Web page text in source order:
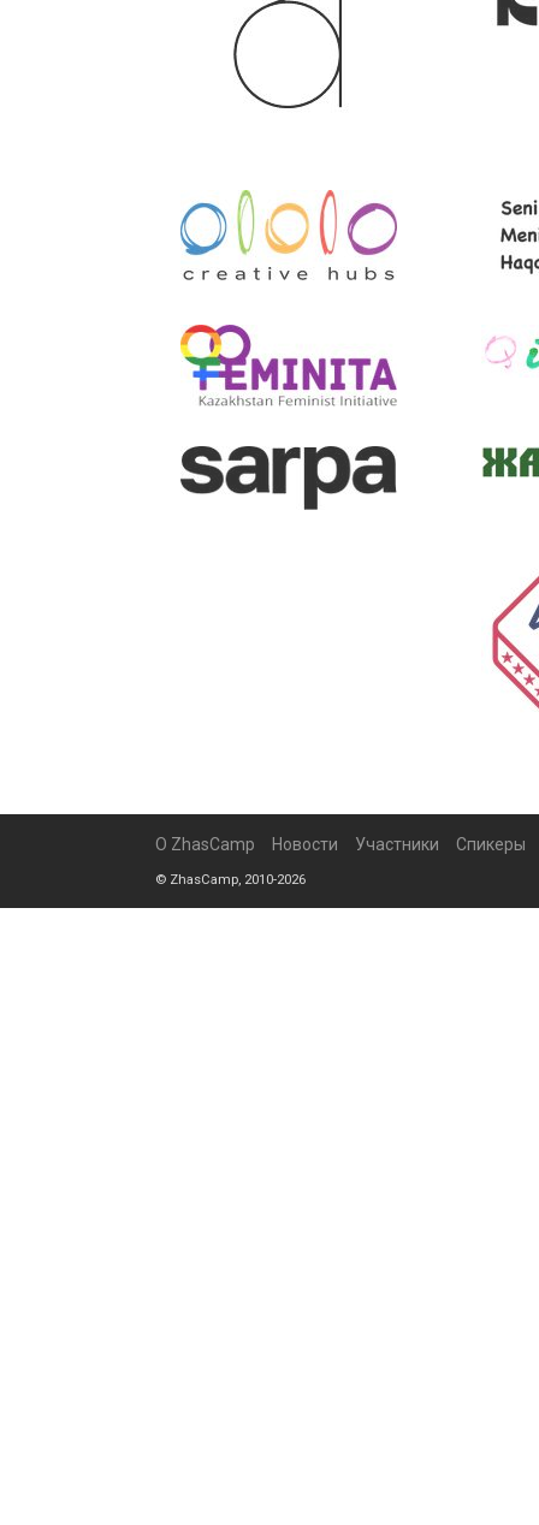
О ZhasCamp Новости Участники Спикеры
© ZhasCamp, 2010-2026